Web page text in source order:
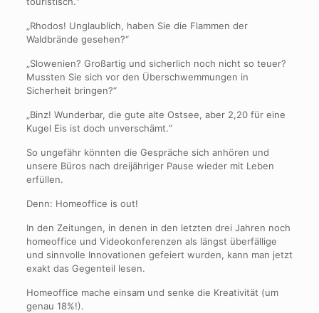
„Rhodos! Unglaublich, haben Sie die Flammen der
Waldbrände gesehen?“
„Slowenien? Großartig und sicherlich noch nicht so teuer?
Mussten Sie sich vor den Überschwemmungen in
Sicherheit bringen?“
„Binz! Wunderbar, die gute alte Ostsee, aber 2,20 für eine
Kugel Eis ist doch unverschämt.“
So ungefähr könnten die Gespräche sich anhören und
unsere Büros nach dreijähriger Pause wieder mit Leben
erfüllen.
Denn: Homeoffice is out!
In den Zeitungen, in denen in den letzten drei Jahren noch
homeoffice und Videokonferenzen als längst überfällige
und sinnvolle Innovationen gefeiert wurden, kann man jetzt
exakt das Gegenteil lesen.
Homeoffice mache einsam und senke die Kreativität (um
genau 18%!).